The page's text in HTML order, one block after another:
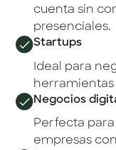
cuenta sin
presenciales.
Startups
Ideal para
herramientas
Negocios
Perfecta
empresas